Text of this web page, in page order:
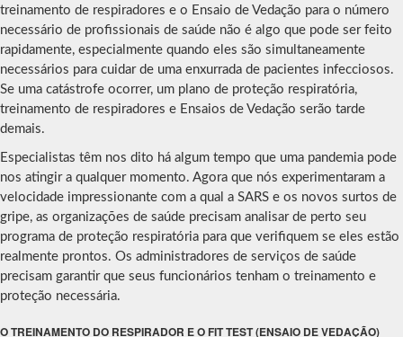
treinamento de respiradores e o Ensaio de Vedação para o número
necessário de profissionais de saúde não é algo que pode ser feito
rapidamente, especialmente quando eles são simultaneamente
necessários para cuidar de uma enxurrada de pacientes infecciosos.
Se uma catástrofe ocorrer, um plano de proteção respiratória,
treinamento de respiradores e Ensaios de Vedação serão tarde
demais.
Especialistas têm nos dito há algum tempo que uma pandemia pode
nos atingir a qualquer momento. Agora que nós experimentaram a
velocidade impressionante com a qual a SARS e os novos surtos de
gripe, as organizações de saúde precisam analisar de perto seu
programa de proteção respiratória para que verifiquem se eles estão
realmente prontos. Os administradores de serviços de saúde
precisam garantir que seus funcionários tenham o treinamento e
proteção necessária.
O TREINAMENTO DO RESPIRADOR E O FIT TEST (ENSAIO DE VEDAÇÃO)